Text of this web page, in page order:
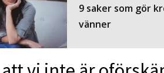
9 saker som gör
vänner